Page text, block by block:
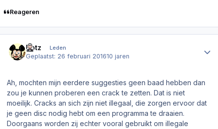
Reageren
Dotz Leden
Geplaatst: 26 februari 201610 jaren
Ah, mochten mijn eerdere suggesties geen baad hebben dan
zou je kunnen proberen een crack te zetten. Dat is niet
moeilijk. Cracks an sich zijn niet illegaal, die zorgen ervoor dat
je geen disc nodig hebt om een programma te draaien.
Doorgaans worden zij echter vooral gebruikt om illegale